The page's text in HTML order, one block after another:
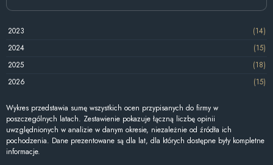
2023
(14)
2024
(15)
2025
(18)
2026
(15)
Wykres przedstawia sumę wszystkich ocen przypisanych do firmy w
poszczególnych latach. Zestawienie pokazuje łączną liczbę opinii
uwzględnionych w analizie w danym okresie, niezależnie od źródła ich
pochodzenia. Dane prezentowane są dla lat, dla których dostępne były kompletne
informacje.